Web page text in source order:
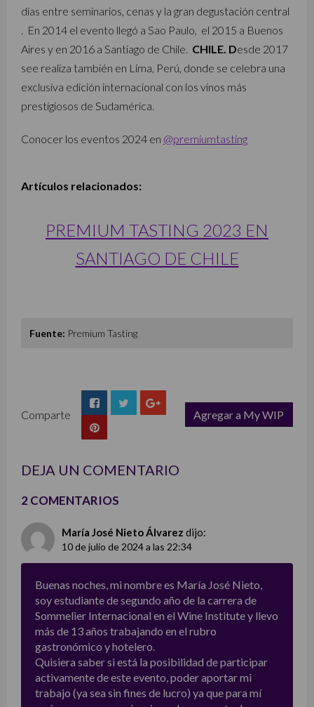
días entre seminarios, cenas y la gran degustación central
. En 2014 el evento llegó a Sao Paulo, el 2015 a Buenos
Aires y en 2016 a Santiago de Chile. CHILE. Desde 2017
see realiza también en Lima, Perú, donde se celebra una
exclusiva edición internacional con los vinos más
prestigiosos de Sudamérica.
Conocer los eventos 2024 en @premiumtasting
Artículos relacionados:
PREMIUM TASTING 2023 EN
SANTIAGO DE CHILE
Fuente: Premium Tasting
Comparte
Agregar a My WIP
DEJA UN COMENTARIO
2 COMENTARIOS
María José Nieto Álvarez dijo:
10 de julio de 2024 a las 22:34
Buenas noches, mi nombre es María José Nieto,
soy estudiante de segundo año de la carrera de
Sommelier Internacional en el Wine Institute y llevo
más de 13 años trabajando en el rubro
gastronómico y hotelero.
Quisiera saber si está la posibilidad de participar
activamente de este evento, poder aportar mi
trabajo (ya sea sin fines de lucro) ya que para mí